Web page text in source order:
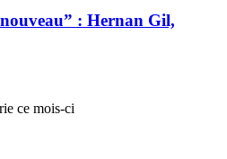
: Hernan Gil,
ce mois-ci